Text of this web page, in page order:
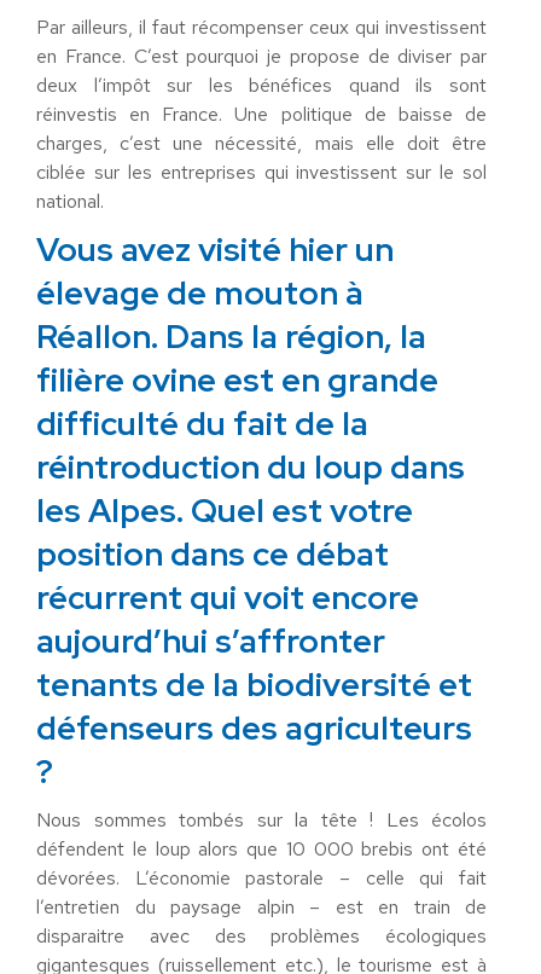
Par ailleurs, il faut récompenser ceux qui investissent
en France. C’est pourquoi je propose de diviser par
deux l’impôt sur les bénéfices quand ils sont
réinvestis en France. Une politique de baisse de
charges, c’est une nécessité, mais elle doit être
ciblée sur les entreprises qui investissent sur le sol
national.
Vous avez visité hier un
élevage de mouton à
Réallon. Dans la région, la
filière ovine est en grande
difficulté du fait de la
réintroduction du loup dans
les Alpes. Quel est votre
position dans ce débat
récurrent qui voit encore
aujourd’hui s’affronter
tenants de la biodiversité et
défenseurs des agriculteurs
?
Nous sommes tombés sur la tête ! Les écolos
défendent le loup alors que 10 000 brebis ont été
dévorées. L’économie pastorale – celle qui fait
l’entretien du paysage alpin – est en train de
disparaitre avec des problèmes écologiques
gigantesques (ruissellement etc.), le tourisme est à